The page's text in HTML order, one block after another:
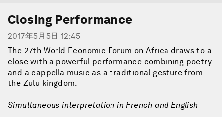
Closing Performance
2017年5月5日 12:45
The 27th World Economic Forum on Africa draws to a
close with a powerful performance combining poetry
and a cappella music as a traditional gesture from
the Zulu kingdom.
Simultaneous interpretation in French and English